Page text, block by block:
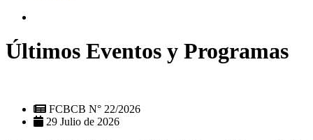
Últimos Eventos y Programas
FCBCB N° 22/2026
29 Julio de 2026